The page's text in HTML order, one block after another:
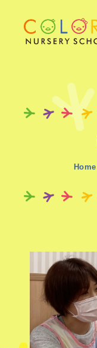
Home